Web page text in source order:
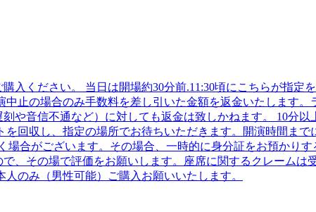
入ください。 当日は開場約30分前.11:30頃にこちらが指
止の場合のみ手数料を差し引いた金額を返金いたします
や音信不通など）に対しても返金は致しかねます。 10分
を回収し、指定の場所でお待ちいただきます。開演時間ま
場合がございます。その場合、一時的に身分証をお預かり
、その場で評価をお願いします。座席に関するクレーム
のみ（男性可能）ご購入お願いいたします。